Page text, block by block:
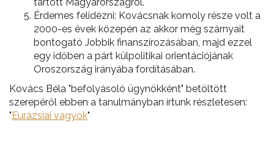
Érdemes felidézni: Kovácsnak komoly része volt a
2000-es évek közepén az akkor még szárnyait
bontogató Jobbik finanszírozásában, majd ezzel
egy időben a párt külpolitikai orientációjának
Oroszország irányába fordításában.
Kovács Béla "befolyásoló ügynökként" betöltött
szerepéről ebben a tanulmányban írtunk részletesen:
"Eurázsiai vagyok"